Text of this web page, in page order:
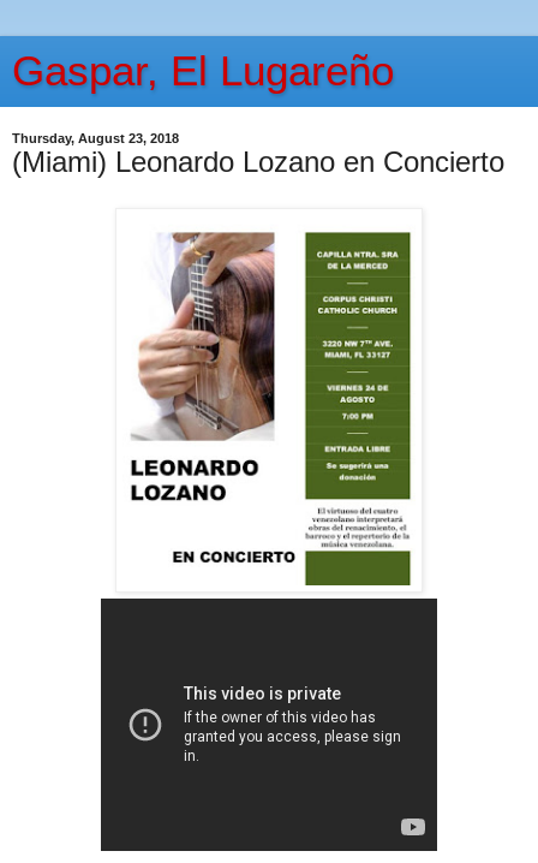
Gaspar, El Lugareño
Thursday, August 23, 2018
(Miami) Leonardo Lozano en Concierto